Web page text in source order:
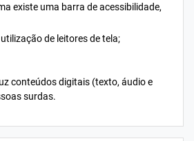
existe uma barra de acessibilidade,
de leitores de tela;
conteúdos digitais (texto, áudio e
surdas.